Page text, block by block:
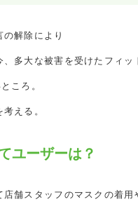
解除により
多大な被害を受けたフィッ
ころ。
える。
ユーザーは？
舗スタッフのマスクの着